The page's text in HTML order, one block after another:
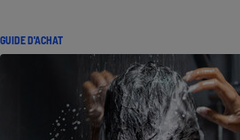
GUIDE D'ACHAT